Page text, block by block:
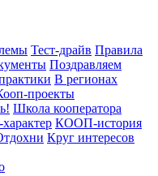
Тест-драйв Правила
Поздравляем
В регионах
проекты
Школа кооператора
КООП-история
Круг интересов